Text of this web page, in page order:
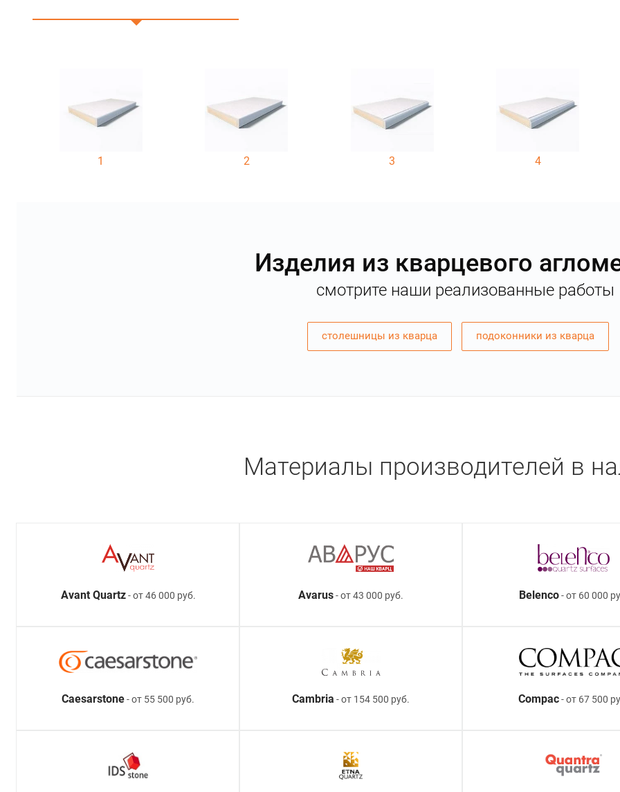
1 2 3 4
Изделия из кварцевого
смотрите наши реализованные работы
столешницы из кварца подоконники из кварца
Материалы производителей в
Avant Quartz- от 46 000 руб. Avarus- от 43 000 руб. Belenco- от 60 000
Caesarstone- от 55 500 руб. Cambria - от 154 500 руб. Compac- от 67 500